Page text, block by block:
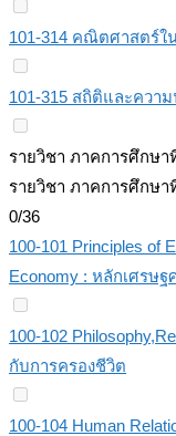
101-314 คณิตศาสตร์ใ
101-315 สถิติและความ
รายวิชา ภาคการศึกษา
รายวิชา ภาคการศึกษา
0/36
100-101 Principles of
Economy : หลักเศรษ
100-102
กับการครองชีวิต
100-104 Human